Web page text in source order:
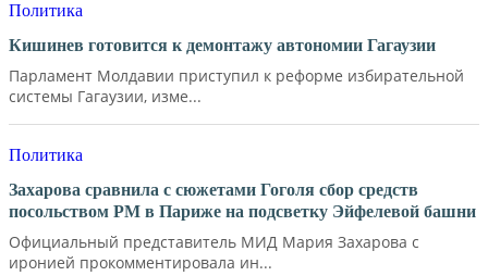
Политика
Кишинев готовится к демонтажу автономии Гагаузии
Парламент Молдавии приступил к реформе избирательной
системы Гагаузии, изме...
Политика
Захарова сравнила с сюжетами Гоголя сбор средств
посольством РМ в Париже на подсветку Эйфелевой башни
Официальный представитель МИД Мария Захарова с
иронией прокомментировала ин...